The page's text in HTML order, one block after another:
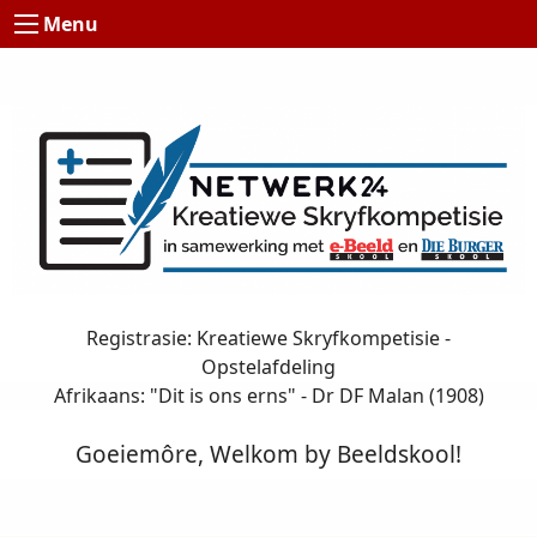
Menu
Registrasie: Kreatiewe Skryfkompetisie -
Opstelafdeling
Afrikaans: "Dit is ons erns" - Dr DF Malan (1908)
Goeiemôre, Welkom by Beeldskool!